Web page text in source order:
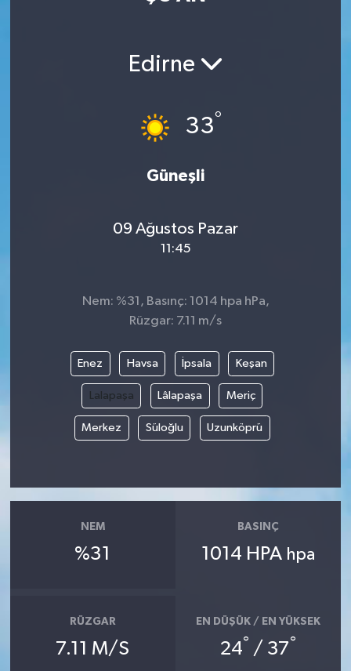
Edirne
33°
Güneşli
09 Ağustos Pazar
11:45
Nem: %31, Basınç: 1014 hpa hPa,
Rüzgar: 7.11 m/s
Enez Havsa İpsala Keşan
Lalapaşa Lâlapaşa Meriç
Merkez Süloğlu Uzunköprü
NEM
%31
BASINÇ
1014 HPA hpa
RÜZGAR
7.11 M/S
EN DÜŞÜK / EN YÜKSEK
24° / 37°
Gizlilik Sözleşmesi